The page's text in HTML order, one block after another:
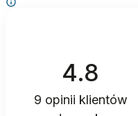
4.8
9 opinii klientów